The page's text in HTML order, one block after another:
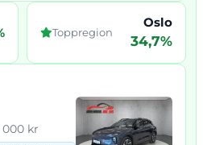
Toppregion
Oslo
34,7%
000 kr